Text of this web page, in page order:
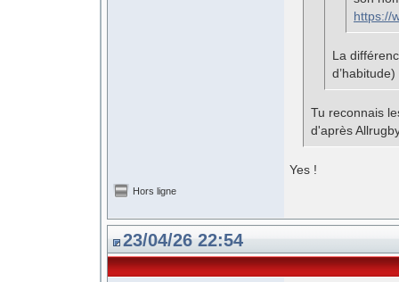
https://
La
Tu reconnais
d'après
Yes !
Hors ligne
23/04/26 22:54